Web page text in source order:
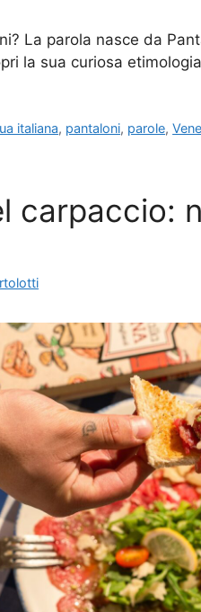
La parola nasce da
la sua curiosa
italiana, pantaloni, parole,
carpaccio: